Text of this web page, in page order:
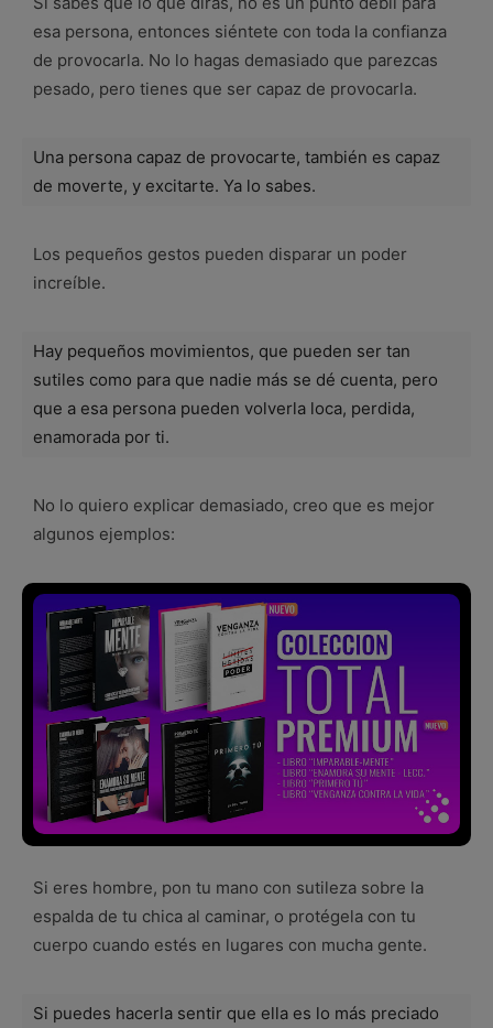
esa persona, entonces siéntete con toda la confianza
de provocarla. No lo hagas demasiado que parezcas
pesado, pero tienes que ser capaz de provocarla.
Una persona capaz de provocarte, también es capaz
de moverte, y excitarte. Ya lo sabes.
Los pequeños gestos pueden disparar un poder
increíble.
Hay pequeños movimientos, que pueden ser tan
sutiles como para que nadie más se dé cuenta, pero
que a esa persona pueden volverla loca, perdida,
enamorada por ti.
No lo quiero explicar demasiado, creo que es mejor
algunos ejemplos:
Si eres hombre, pon tu mano con sutileza sobre la
espalda de tu chica al caminar, o protégela con tu
cuerpo cuando estés en lugares con mucha gente.
Si puedes hacerla sentir que ella es lo más preciado